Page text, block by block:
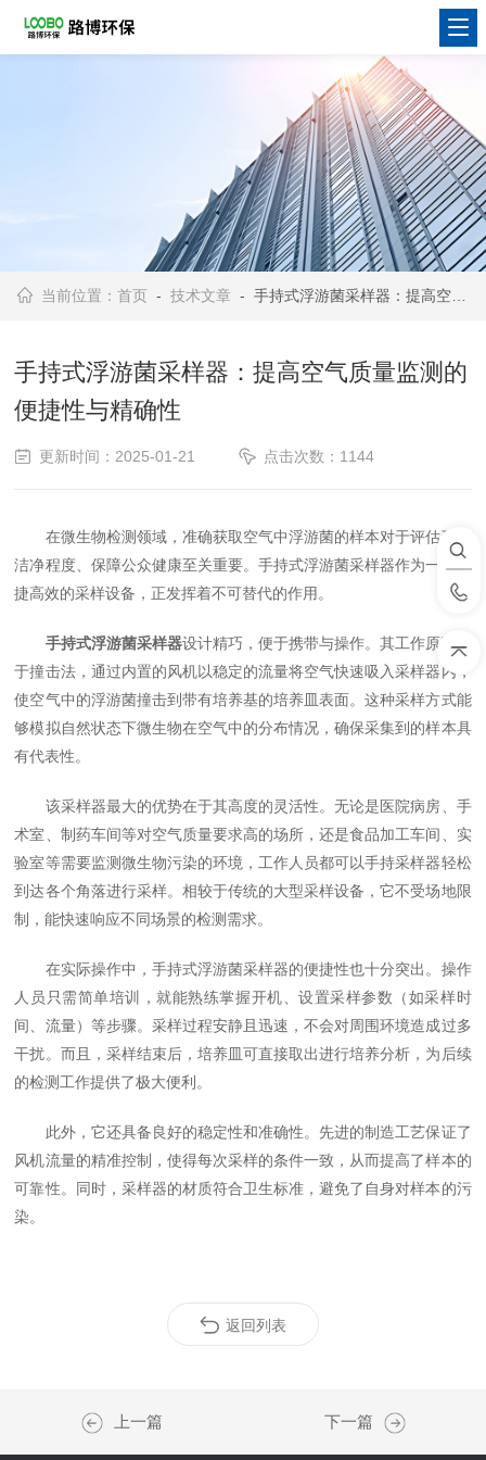
当前位置：首页 -技术文章 - 手持式浮游菌采样器：提高空气质量监测的便捷性与精确性
手持式浮游菌采样器：提高空气质量监测的
便捷性与精确性
更新时间：2025-01-21 点击次数：1144
在微生物检测领域，准确获取空气中浮游菌的样本对于评估环境
洁净程度、保障公众健康至关重要。手持式浮游菌采样器作为一种便
捷高效的采样设备，正发挥着不可替代的作用。
手持式浮游菌采样器设计精巧，便于携带与操作。其工作原理基
于撞击法，通过内置的风机以稳定的流量将空气快速吸入采样器内，
使空气中的浮游菌撞击到带有培养基的培养皿表面。这种采样方式能
够模拟自然状态下微生物在空气中的分布情况，确保采集到的样本具
有代表性。
该采样器最大的优势在于其高度的灵活性。无论是医院病房、手
术室、制药车间等对空气质量要求高的场所，还是食品加工车间、实
验室等需要监测微生物污染的环境，工作人员都可以手持采样器轻松
到达各个角落进行采样。相较于传统的大型采样设备，它不受场地限
制，能快速响应不同场景的检测需求。
在实际操作中，手持式浮游菌采样器的便捷性也十分突出。操作
人员只需简单培训，就能熟练掌握开机、设置采样参数（如采样时
间、流量）等步骤。采样过程安静且迅速，不会对周围环境造成过多
干扰。而且，采样结束后，培养皿可直接取出进行培养分析，为后续
的检测工作提供了极大便利。
此外，它还具备良好的稳定性和准确性。先进的制造工艺保证了
风机流量的精准控制，使得每次采样的条件一致，从而提高了样本的
可靠性。同时，采样器的材质符合卫生标准，避免了自身对样本的污
染。
返回列表
上一篇 下一篇